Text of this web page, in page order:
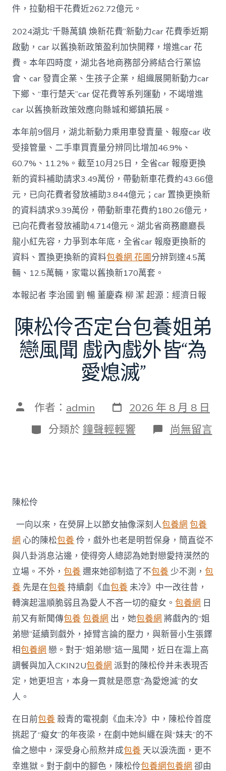
件，拉動相干花費近262.72億元。
2024湖北“千縣萬鎮 煥新花費”新動力car 花費季近期
啟動，car 以舊換新政策盈利加快開釋，增進car 花
費。本年四時度，湖北各地商務部分將結合行業協
會、car 發賣企業、生孩子企業，組織展開新動力car
下鄉、“車行楚天”car 促花費等系列運動，不竭增進
car 以舊換新政策效應向縣城和鄉鎮拓展。
本年前9個月，湖北新動力乘用車發賣量、報廢car 收
受接管量、二手車買賣量分辨同比增加46.9%、
60.7%、11.2%。截至10月25日，全省car 報廢更換
新的資料補助請求3.49萬份，帶動新車花費約43.66億
元，已向花費者發放補助3.844億元；car 置換更換新
的資料請求9.39萬份，帶動新車花費約180.26億元，
已向花費者發放補助4.714億元。湖北省商務廳廳長
龍小紅先容，力爭到本年底，全省car 報廢更換新的
資料、置換更換新的資料包養網 花圃分辨到達4.5萬
輛、12.5萬輛，家電以舊換新170萬套。
本報記者 李治國 劉 暢 董慶森 柳 潔 起源：經濟日報
陳松伶否定台包養姐弟
戀風聞 戲內戲外皆“為
愛熄滅”
文 作者： admin 發
表
日
期
2026 年 8 月 8 日
分
類
分類於 鐘聲輕輕響 在
〈陳
姐
弟
戀
風
聞
戲
內
戲
外
皆
“為
愛
熄
滅”〉
中
尚無留言
陳松伶
一向以來，在熒屏上以節女抽像深刻人包養網 包養
網 心的陳松包養 伶，戲外也老是明哲保身，簡直從不
與八卦消息沾邊，使得旁人總認為她對戀愛持漠然的
立場。不外，包養 邇來她卻制造了不包養 少不測，包
養 先是在包養 持續劇《血包養 未冷》中一改往昔，
轉演起溫順脆弱且為愛人不吝一切的癡女。包養網 日
前又有新聞傳包養 包養網 出，她包養網 將戲內的“姐
弟戀”延續到戲外，掉臂言論的壓力，與新晉小生張鐸
相包養網 戀。對于“姐弟戀”這一風聞，近日在滬上高
調餐與加入CKIN2U包養網 派對的陳松伶并未表現否
定，她更坦言，本身一貫就是愿意“為愛熄滅”的女
人。
在日前包養 殺青的電視劇《血未冷》中，陳松伶首度
挑起了“癡女”的年夜梁，在劇中她糾纏在與“妹夫”的不
倫之戀中，深受身心煎熬并成包養 天以淚洗面，更不
幸進獄。對于劇中的腳色，陳松伶包養網包養網 卻由